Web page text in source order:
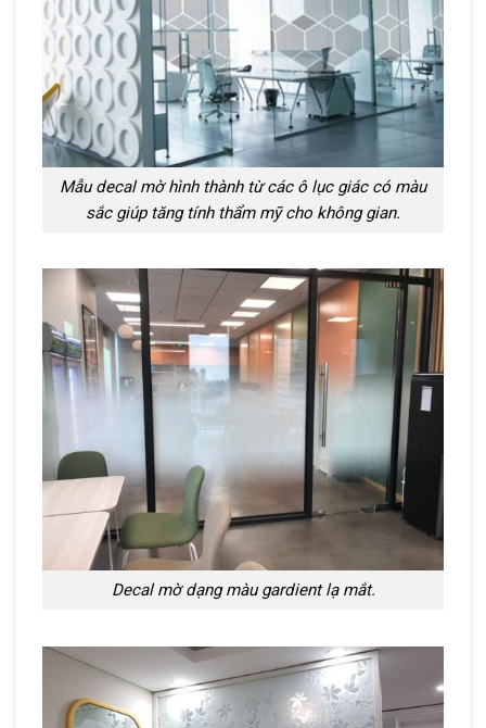
Mẫu decal mờ hình thành từ các ô lục giác có màu
sắc giúp tăng tính thẩm mỹ cho không gian.
Decal mờ dạng màu gardient lạ mắt.